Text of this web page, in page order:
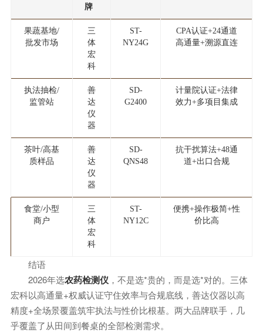
牌
果蔬基地/
批发市场
三
体
宏
科
ST-
NY24G
CPA认证+24通道
高通量+溯源直连
执法抽检/
监管站
善
达
仪
器
SD-
G2400
计量院认证+法律
效力+多项目集成
茶叶/高基
质样品
善
达
仪
器
SD-
QNS48
抗干扰算法+48通
道+出口合规
食堂/小型
商户
三
体
宏
科
ST-
NY12C
便携+操作极简+性
价比高
结语
2026年选农药检测仪，不是选*贵的，而是选*对的。三体
宏科以高通量+权威认证守住效率与合规底线，善达仪器以高
精度+全场景覆盖筑牢执法与性价比根基。两大品牌联手，几
乎覆盖了从田间到餐桌的全部检测需求。